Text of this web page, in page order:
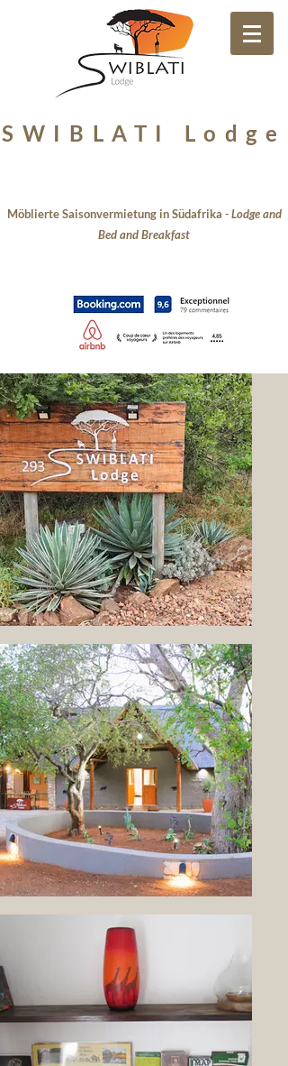
Votre Lodge Francophone à Hoedspruit en Afrique du Sud
SWIBLATI Lodge
Möblierte Saisonvermietung in Südafrika - Lodge and
Bed and Breakfast